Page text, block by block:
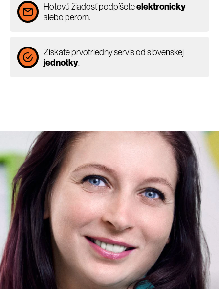
Hotovú žiadosť podpíšeteelektronicky
alebo perom.
Získate prvotriedny servis od slovenskej
jednotky.